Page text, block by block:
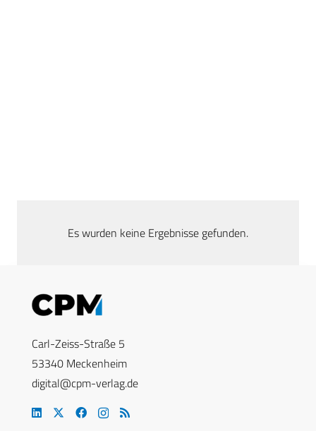
Es wurden keine Ergebnisse gefunden.
Carl-Zeiss-Straße 5
53340 Meckenheim
digital@cpm-verlag.de